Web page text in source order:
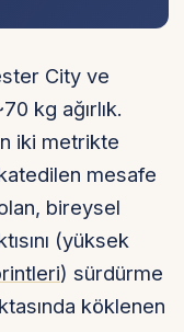
City ve
kg ağırlık.
iki metrikte
mesafe
bireysel
(yüksek
) sürdürme
köklenen